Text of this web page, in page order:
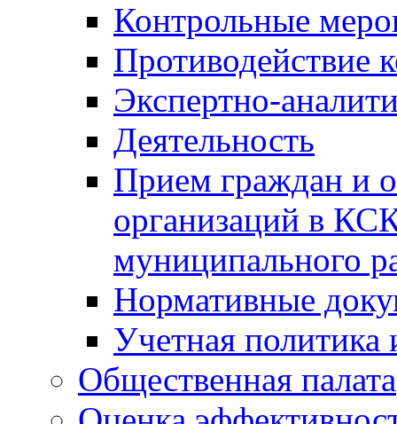
Контрольные
Противодействие
Экспертно-
Деятельность
Прием граждан и
организаций в
муниципального
Нормативные
Учетная политика
Общественная палата